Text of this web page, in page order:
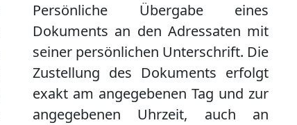
Persönliche Übergabe eines
Dokuments an den Adressaten mit
seiner persönlichen Unterschrift. Die
Zustellung des Dokuments erfolgt
exakt am angegebenen Tag und zur
angegebenen Uhrzeit, auch an